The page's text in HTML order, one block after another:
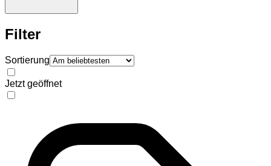
Filter
Sortierung
Jetzt geöffnet